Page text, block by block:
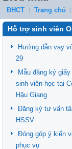
ĐHCT Trang chủ
Hỗ trợ sinh viên
Hướng dẫn vay
29
Mẫu đăng ký
sinh viên học tại
Hậu Giang
Đăng ký tư vấn
HSSV
Đóng góp ý kiến
phục vụ